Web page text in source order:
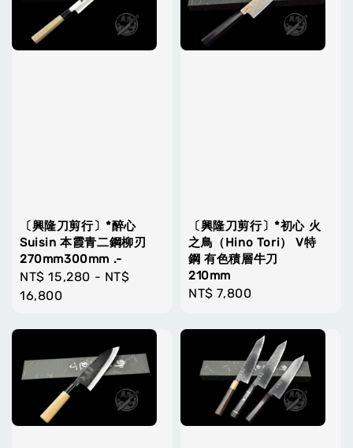
〔興隆刀剪行〕*醉心
Suisin 本霞青二鋼柳刃
270mm300mm .-
Regular
price
NT$ 15,280 - NT$
16,800
〔興隆刀剪行〕*初心 火
之鳥（Hino Tori） V特
鋼 有色積層牛刀
210mm
Regular
NT$ 7,800